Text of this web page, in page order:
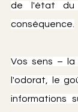
de l'état du
conséquence.
Vos sens – la
l'odorat, le
informations